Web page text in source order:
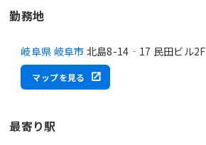
勤務地
岐阜県 岐阜市 北島8-14‐17 民田ビル2F
マップを見る
最寄り駅